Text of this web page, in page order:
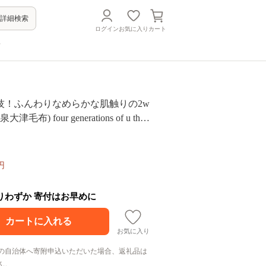
詳細検索
ログインお気に入り カート
！ふんわりなめらかな肌触りの2w
大津毛布) four generations of u three
わずか 寄付はお早めに
お気に入り
自治体へ寄附申込いただいた場合、返礼品は